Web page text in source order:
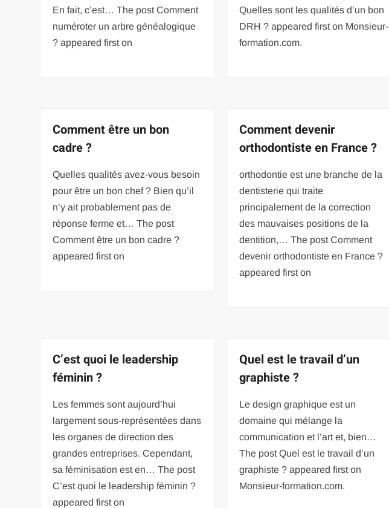
En fait, c’est… The post Comment
numéroter un arbre généalogique
? appeared first on
Quelles sont les qualités d’un bon
DRH ? appeared first on Monsieur-
formation.com.
Comment être un bon
cadre ?
Quelles qualités avez-vous besoin
pour être un bon chef ? Bien qu’il
n’y ait probablement pas de
réponse ferme et… The post
Comment être un bon cadre ?
appeared first on
Comment devenir
orthodontiste en France ?
orthodontie est une branche de la
dentisterie qui traite
principalement de la correction
des mauvaises positions de la
dentition,… The post Comment
devenir orthodontiste en France ?
appeared first on
C’est quoi le leadership
féminin ?
Les femmes sont aujourd’hui
largement sous-représentées dans
les organes de direction des
grandes entreprises. Cependant,
sa féminisation est en… The post
C’est quoi le leadership féminin ?
appeared first on
Quel est le travail d’un
graphiste ?
Le design graphique est un
domaine qui mélange la
communication et l’art et, bien…
The post Quel est le travail d’un
graphiste ? appeared first on
Monsieur-formation.com.